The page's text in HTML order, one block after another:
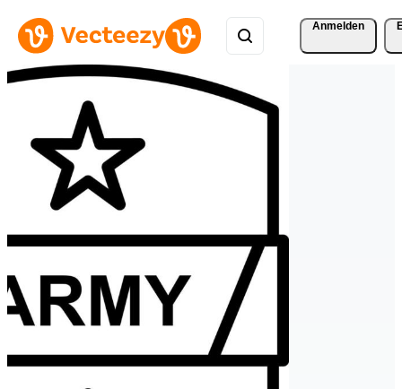
Anmelden